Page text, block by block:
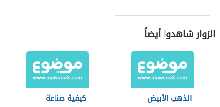
الزوار شاهدوا أيضاً
الذهب الأبيض
كيفية صناعة